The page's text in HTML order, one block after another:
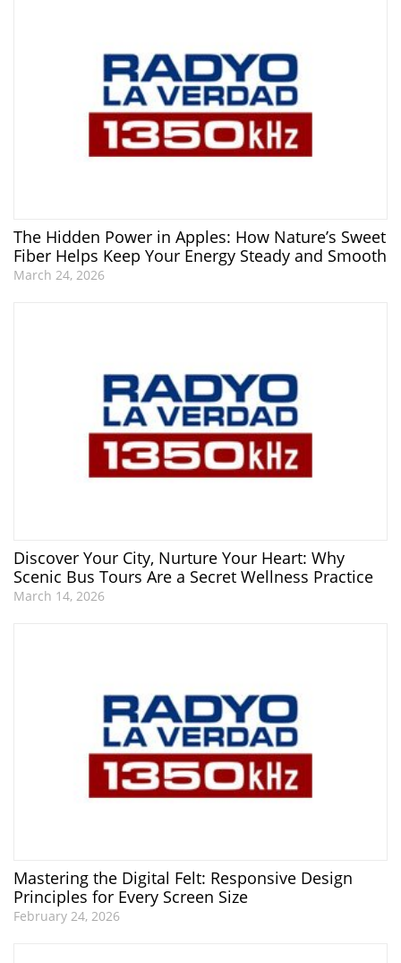
The Hidden Power in Apples: How Nature’s Sweet
Fiber Helps Keep Your Energy Steady and Smooth
March 24, 2026
Discover Your City, Nurture Your Heart: Why
Scenic Bus Tours Are a Secret Wellness Practice
March 14, 2026
Mastering the Digital Felt: Responsive Design
Principles for Every Screen Size
February 24, 2026